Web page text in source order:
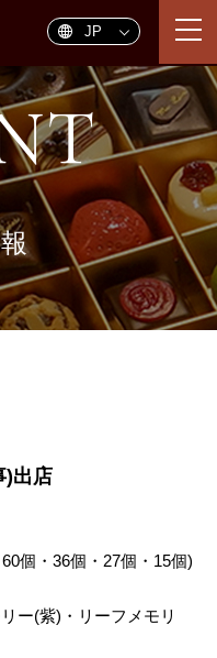
出店
個・36個・27個・15個)
ー(紫)・リーフメモリ